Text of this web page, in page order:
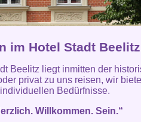
im Hotel Stadt
Beelitz liegt inmitten der
privat zu uns reisen, wir
Bedürfnisse.
Willkommen. Sein.“